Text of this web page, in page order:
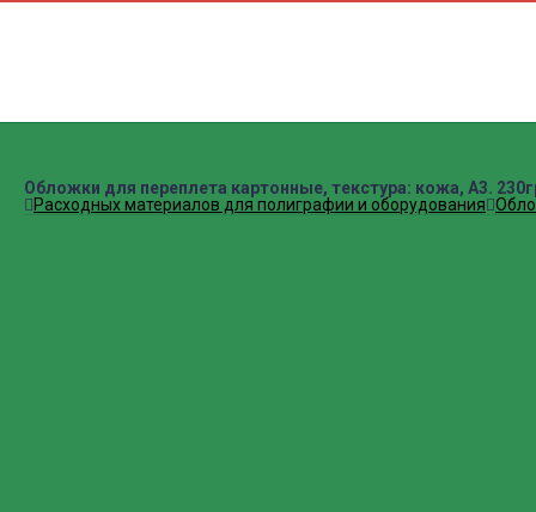
Обложки для переплета картонные, текстура: кожа, А3.
Расходных материалов для полиграфии и оборудования